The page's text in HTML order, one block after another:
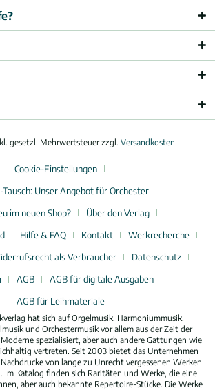
gesetzl. Mehrwertsteuer zzgl. Versandkosten
Cookie-Einstellungen
Unser Angebot für Orchester
im neuen Shop?
Über den Verlag
Hilfe & FAQ Kontakt
Werkrecherche
als Verbraucher
Datenschutz
AGB
AGB für digitale Ausgaben
AGB für Leihmateriale
hat sich auf Orgelmusik, Harmoniummusik,
und Orchestermusik vor allem aus der Zeit der
spezialisiert, aber auch andere Gattungen wie
vertreten. Seit 2003 bietet das Unternehmen
von lange zu Unrecht vergessenen Werken
Im Katalog finden sich Raritäten und Werke, die eine
aber auch bekannte Repertoire-Stücke. Die Werke